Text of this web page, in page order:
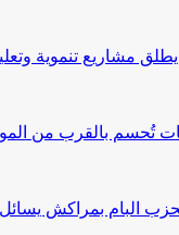
تنموية وتعليمية بأزيد من 27
تُحسم بالقرب من
لحزب البام بمراكش